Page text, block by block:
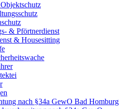
& Pförtnerdienst
& Housesitting
nach §34a GewO Bad Homburg